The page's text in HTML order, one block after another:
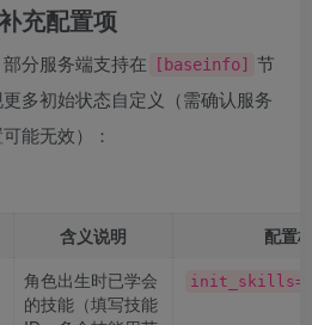
充配置项
分服务端支持在 [baseinfo] 节
多初始状态自定义（需确认服务
能无效）：
含义说明 配置
角色出生时已学会
的技能（填写技能